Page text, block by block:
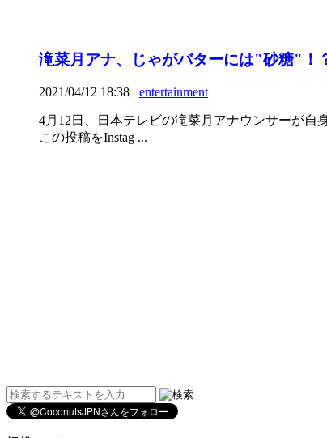
滝菜月アナ、じゃがバターには"砂糖"！
2021/04/12 18:38 entertainment
4月12日、日本テレビの滝菜月アナウンサーが自
この投稿をInstag ...